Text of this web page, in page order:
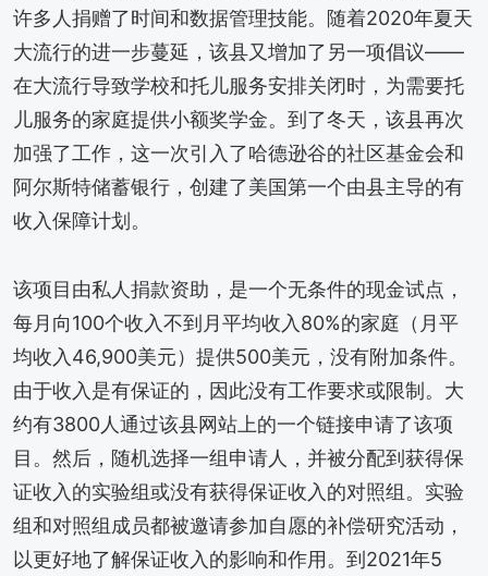
许多人捐赠了时间和数据管理技能。随着2020年夏天
大流行的进一步蔓延，该县又增加了另一项倡议——
在大流行导致学校和托儿服务安排关闭时，为需要托
儿服务的家庭提供小额奖学金。到了冬天，该县再次
加强了工作，这一次引入了哈德逊谷的社区基金会和
阿尔斯特储蓄银行，创建了美国第一个由县主导的有
收入保障计划。
该项目由私人捐款资助，是一个无条件的现金试点，
每月向100个收入不到月平均收入80%的家庭（月平
均收入46,900美元）提供500美元，没有附加条件。
由于收入是有保证的，因此没有工作要求或限制。大
约有3800人通过该县网站上的一个链接申请了该项
目。然后，随机选择一组申请人，并被分配到获得保
证收入的实验组或没有获得保证收入的对照组。实验
组和对照组成员都被邀请参加自愿的补偿研究活动，
以更好地了解保证收入的影响和作用。到2021年5